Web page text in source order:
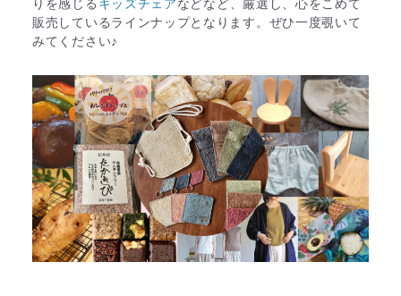
りを感じる キッズチェアなどなど、厳選し、心をこめて
販売しているラインナップとなります。ぜひ一度覗いて
みてください♪